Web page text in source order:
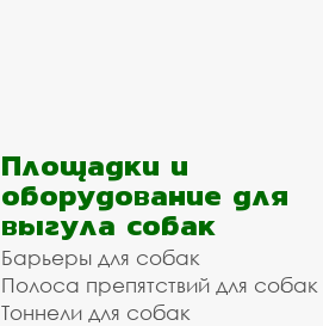
Площадки и
оборудование для
выгула собак
Барьеры для собак
Полоса препятствий для собак
Тоннели для собак